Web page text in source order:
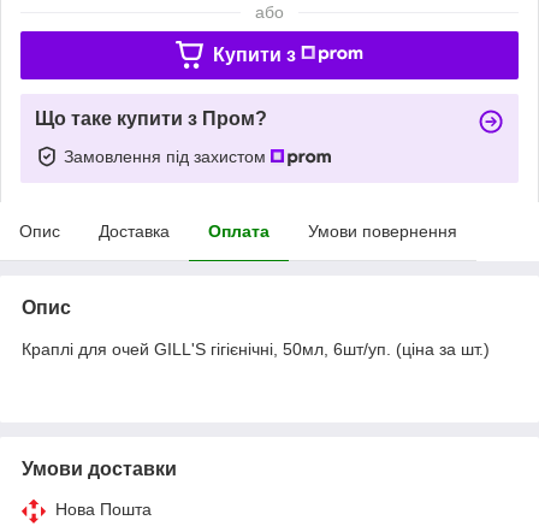
або
Купити з
Що таке купити з Пром?
Замовлення під захистом
Опис Доставка Оплата Умови повернення
Опис
Краплі для очей GILL'S гігієнічні, 50мл, 6шт/уп. (ціна за шт.)
Умови доставки
Нова Пошта